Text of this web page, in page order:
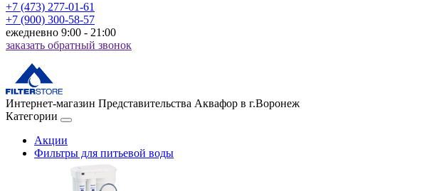
+7 (473) 277-01-61
+7 (900) 300-58-57
ежедневно 9:00 - 21:00
заказать обратный звонок
Интернет-магазин Представительства Аквафор в г.Воронеж
Категории
Акции
Фильтры для питьевой воды